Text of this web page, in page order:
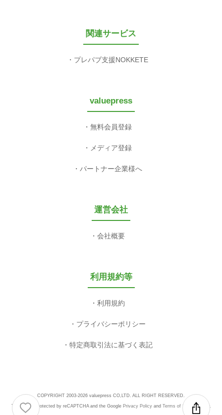
関連サービス
プレパブ支援NOKKETE
valuepress
無料会員登録
メディア登録
パートナー企業様へ
運営会社
会社概要
利用規約等
利用規約
プライバシーポリシー
特定商取引法に基づく表記
COPYRIGHT 2003-2026 valuepress CO,LTD. ALL RIGHT RESERVED.
This site is protected by reCAPTCHA and the Google Privacy Policyand Terms of Serviceapply.